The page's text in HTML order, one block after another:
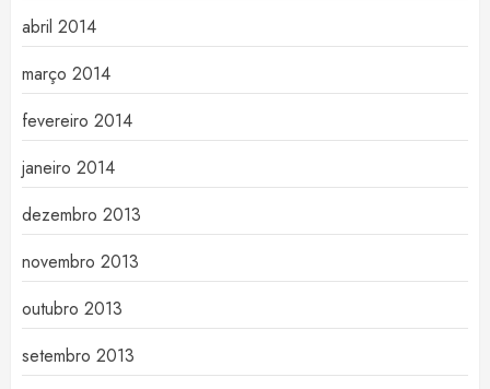
abril 2014
março 2014
fevereiro 2014
janeiro 2014
dezembro 2013
novembro 2013
outubro 2013
setembro 2013